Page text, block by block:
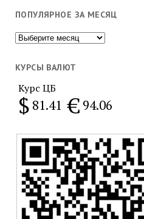
ПОПУЛЯРНОЕ ЗА МЕСЯЦ
Популярное
месяц
КУРСЫ ВАЛЮТ
Курс ЦБ
$ 81.41 € 94.06